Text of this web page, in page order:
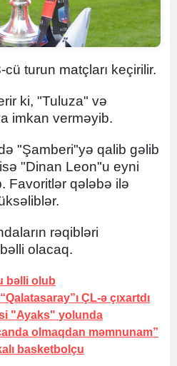
turun matçları keçirilir.
ki, "Tuluza" və
imkan verməyib.
"Şamberi"yə qalib gəlib
isə "Dinan Leon"u eyni
Favoritlər qələbə ilə
rəqibləri
olacaq.
bəlli olub
ÇL-ə çıxartdı
"Ayaks" yolunda
olmaqdan məmnunam”
basketbolçu